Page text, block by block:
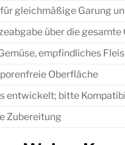
gleichmäßige Garung
über die
empfindliches
Oberfläche
entwickelt; bitte
Zubereitung